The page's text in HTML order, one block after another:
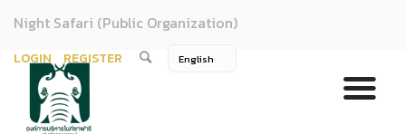
Night Safari (Public Organization)
LOGIN REGISTER